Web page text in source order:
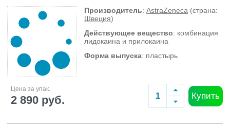
Производитель: AstraZeneca (страна:
Швеция)
Действующее вещество: комбинация
лидокаина и прилокаина
Форма выпуска: пластырь
Цена за упак.
2 890 руб. Купить